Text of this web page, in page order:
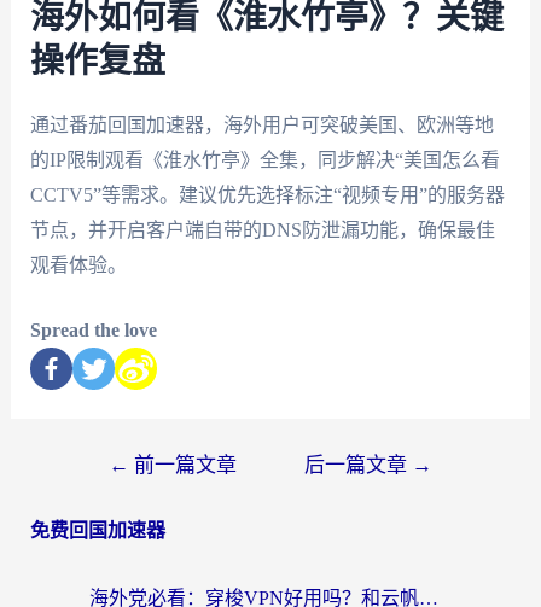
海外如何看《淮水竹亭》？关键
操作复盘
通过番茄回国加速器，海外用户可突破美国、欧洲等地
的IP限制观看《淮水竹亭》全集，同步解决“美国怎么看
CCTV5”等需求。建议优先选择标注“视频专用”的服务器
节点，并开启客户端自带的DNS防泄漏功能，确保最佳
观看体验。
Spread the love
← 前一篇文章 后一篇文章 →
免费回国加速器
海外党必看：穿梭VPN好用吗？和云帆VPN对比哪个回国效果更好？附真实测评+避坑指南